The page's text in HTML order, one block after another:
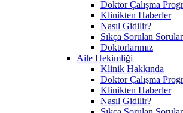
Doktor Çalışma
Klinikten Haberler
Nasıl Gidilir?
Sıkça Sorulan Sorular
Doktorlarımız
Aile Hekimliği
Klinik Hakkında
Doktor Çalışma
Klinikten Haberler
Nasıl Gidilir?